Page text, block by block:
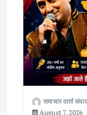
g
a
t
समाचार वार्ता
August 7, 2026